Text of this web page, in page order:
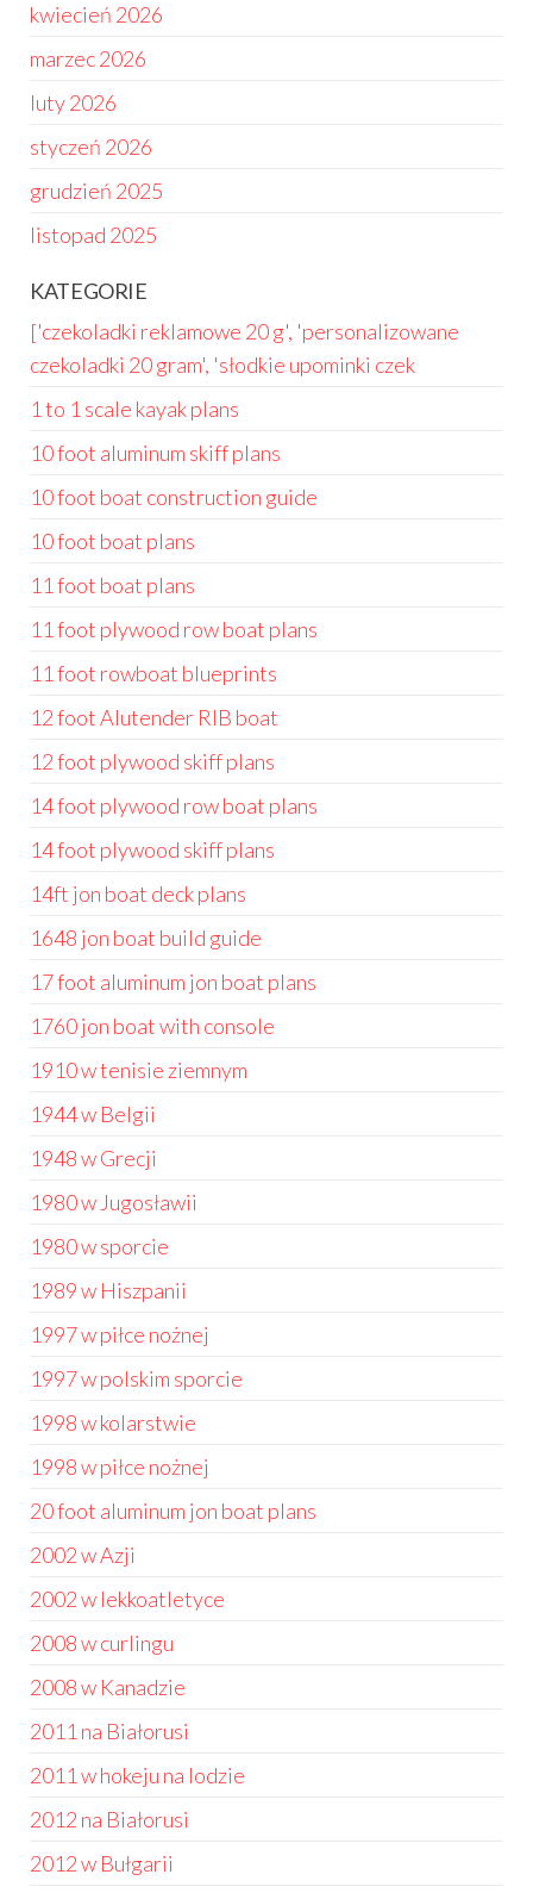
kwiecień 2026
marzec 2026
luty 2026
styczeń 2026
grudzień 2025
listopad 2025
KATEGORIE
['czekoladki reklamowe 20 g', 'personalizowane
czekoladki 20 gram', 'słodkie upominki czek
1 to 1 scale kayak plans
10 foot aluminum skiff plans
10 foot boat construction guide
10 foot boat plans
11 foot boat plans
11 foot plywood row boat plans
11 foot rowboat blueprints
12 foot Alutender RIB boat
12 foot plywood skiff plans
14 foot plywood row boat plans
14 foot plywood skiff plans
14ft jon boat deck plans
1648 jon boat build guide
17 foot aluminum jon boat plans
1760 jon boat with console
1910 w tenisie ziemnym
1944 w Belgii
1948 w Grecji
1980 w Jugosławii
1980 w sporcie
1989 w Hiszpanii
1997 w piłce nożnej
1997 w polskim sporcie
1998 w kolarstwie
1998 w piłce nożnej
20 foot aluminum jon boat plans
2002 w Azji
2002 w lekkoatletyce
2008 w curlingu
2008 w Kanadzie
2011 na Białorusi
2011 w hokeju na lodzie
2012 na Białorusi
2012 w Bułgarii